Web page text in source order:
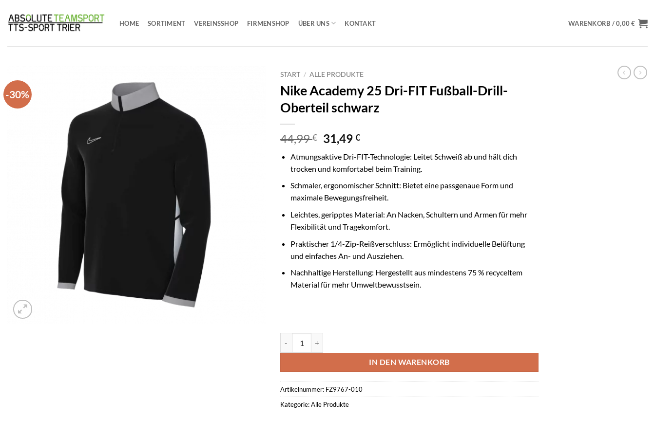
Inhalt
springen
HOME SORTIMENT VEREINSSHOP FIRMENSHOP ÜBER UNS KONTAKT WARENKORB /0,00€
-30%
START / ALLE PRODUKTE
Nike Academy 25 Dri-FIT Fußball-Drill-
Oberteil schwarz
44,99€ Ursprünglicher
Preis
war:
44,99 €
31,49€Aktueller
ist:
31,49 €.
Atmungsaktive Dri-FIT-Technologie: Leitet Schweiß ab und hält dich
trocken und komfortabel beim Training.
Schmaler, ergonomischer Schnitt: Bietet eine passgenaue Form und
maximale Bewegungsfreiheit.
Leichtes, geripptes Material: An Nacken, Schultern und Armen für mehr
Flexibilität und Tragekomfort.
Praktischer 1/4-Zip-Reißverschluss: Ermöglicht individuelle Belüftung
und einfaches An- und Ausziehen.
Nachhaltige Herstellung: Hergestellt aus mindestens 75 % recyceltem
Material für mehr Umweltbewusstsein.
IN DEN WARENKORB
Artikelnummer: FZ9767-010
Kategorie:Alle Produkte